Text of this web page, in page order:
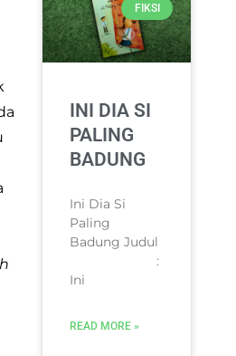
FIKSI
INI DIA SI
PALING
BADUNG
Ini Dia Si
Paling
Badung Judul
:
Ini
READ MORE »